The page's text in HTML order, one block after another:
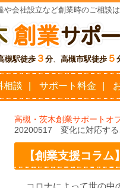
や会社設立など創業時のご相談は
槻駅徒歩 ３ 分、 高槻市駅徒歩 ５
相談 サポート料金
高槻・茨木創業サポートオ
20200517 変化に対応する
【創業支援コラ
コロナによって世の中